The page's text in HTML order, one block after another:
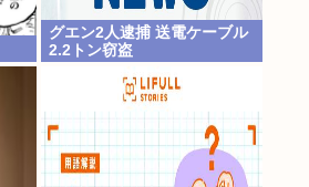
グエン2人逮捕 送電ケーブル
2.2トン窃盗